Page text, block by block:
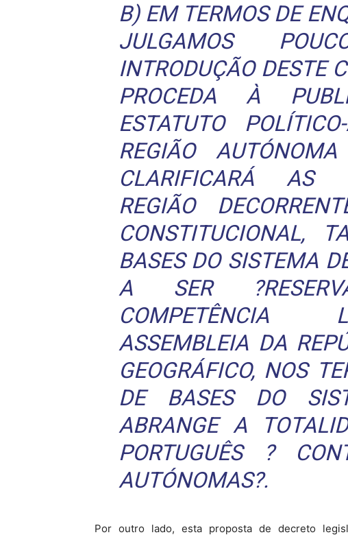
B) EM TERMOS DE
JULGAMOS
INTRODUÇÃO DESTE
PROCEDA À
ESTATUTO
REGIÃO
CLARIFICARÁ AS
REGIÃO
CONSTITUCIONAL,
BASES DO SISTEMA
A SER
COMPETÊNCIA
ASSEMBLEIA DA
GEOGRÁFICO, NOS
DE BASES DO
ABRANGE A
PORTUGUÊS ?
AUTÓNOMAS?.
Por outro lado, esta proposta de decreto